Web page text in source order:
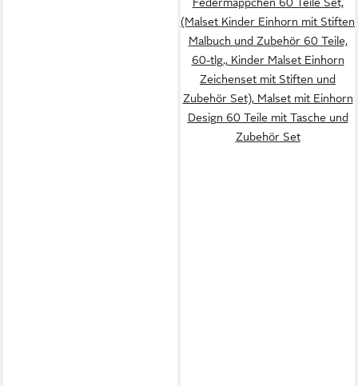
(Malset Kinder Einhorn mit Stiften
Malbuch und Zubehör 60 Teile,
60-tlg., Kinder Malset Einhorn
Zeichenset mit Stiften und
Zubehör Set), Malset mit Einhorn
Design 60 Teile mit Tasche und
Zubehör Set